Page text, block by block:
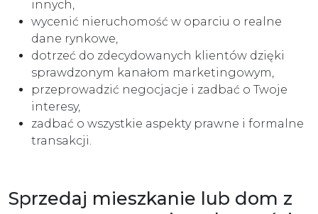
innych,
wycenić nieruchomość w oparciu o realne
dane rynkowe,
dotrzeć do zdecydowanych klientów dzięki
sprawdzonym kanałom marketingowym,
przeprowadzić negocjacje i zadbać o Twoje
interesy,
zadbać o wszystkie aspekty prawne i formalne
transakcji.
Sprzedaj mieszkanie lub dom z